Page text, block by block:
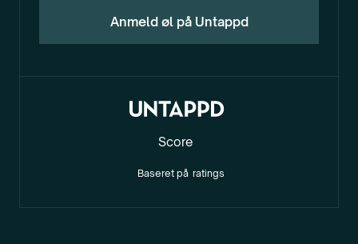
Anmeld øl på Untappd
Score
Baseret på ratings